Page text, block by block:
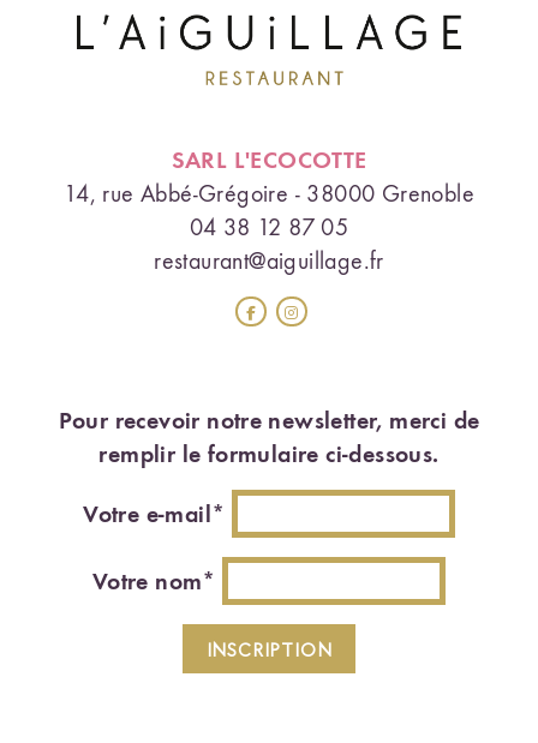
SARL L'ECOCOTTE
14, rue Abbé-Grégoire - 38000 Grenoble
04 38 12 87 05
restaurant@aiguillage.fr
Pour recevoir notre newsletter, merci de
remplir le formulaire ci-dessous.
Votre e-mail*
Votre nom*